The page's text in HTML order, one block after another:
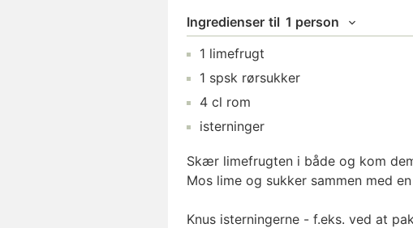
Ingredienser til 1 person
1 limefrugt
1 spsk rørsukker
4 cl rom
isterninger
Skær limefrugten i både og kom
Mos lime og sukker sammen med
Knus isterningerne - f.eks. ved at